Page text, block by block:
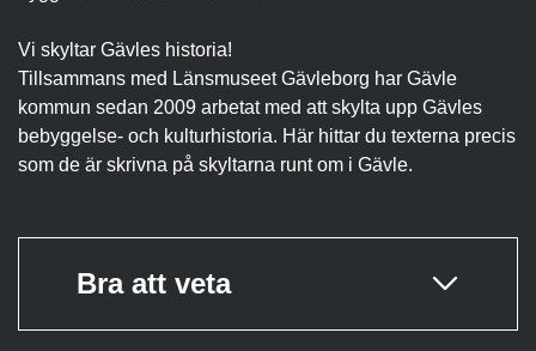
Vi skyltar Gävles historia!
Tillsammans med Länsmuseet Gävleborg har Gävle
kommun sedan 2009 arbetat med att skylta upp Gävles
bebyggelse- och kulturhistoria. Här hittar du texterna precis
som de är skrivna på skyltarna runt om i Gävle.
Bra att veta